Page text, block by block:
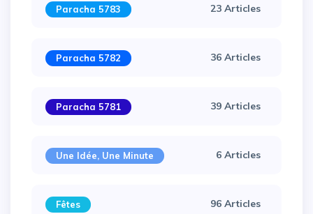
Paracha 5783 23 Articles
Paracha 5782 36 Articles
Paracha 5781 39 Articles
Une Idée, Une Minute 6 Articles
Fêtes 96 Articles